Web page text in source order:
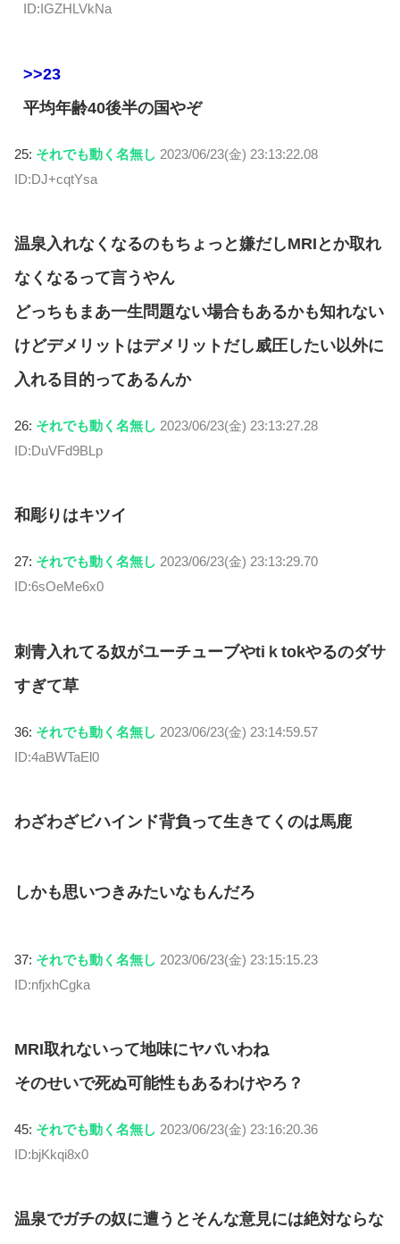
ID:IGZHLVkNa
>>23
平均年齢40後半の国やぞ
25: それでも動く名無し 2023/06/23(金) 23:13:22.08
ID:DJ+cqtYsa
温泉入れなくなるのもちょっと嫌だしMRIとか取れ
なくなるって言うやん
どっちもまあ一生問題ない場合もあるかも知れない
けどデメリットはデメリットだし威圧したい以外に
入れる目的ってあるんか
26: それでも動く名無し 2023/06/23(金) 23:13:27.28
ID:DuVFd9BLp
和彫りはキツイ
27: それでも動く名無し 2023/06/23(金) 23:13:29.70
ID:6sOeMe6x0
刺青入れてる奴がユーチューブやtiｋtokやるのダサ
すぎて草
36: それでも動く名無し 2023/06/23(金) 23:14:59.57
ID:4aBWTaEl0
わざわざビハインド背負って生きてくのは馬鹿
しかも思いつきみたいなもんだろ
37: それでも動く名無し 2023/06/23(金) 23:15:15.23
ID:nfjxhCgka
MRI取れないって地味にヤバいわね
そのせいで死ぬ可能性もあるわけやろ？
45: それでも動く名無し 2023/06/23(金) 23:16:20.36
ID:bjKkqi8x0
温泉でガチの奴に遭うとそんな意見には絶対ならな